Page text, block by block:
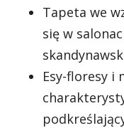
Tapeta we
się w
Esy-floresy i